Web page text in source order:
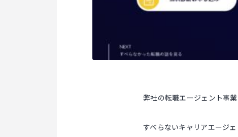
弊社の転職エージェント事
すべらないキャリアエージ